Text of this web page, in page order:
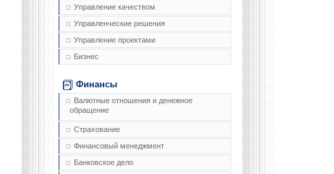
Управление качеством
Управленческие решения
Управление проектами
Бизнес
Финансы
Валютные отношения и денежное
обращение
Страхование
Финансовый менеджмент
Банковское дело